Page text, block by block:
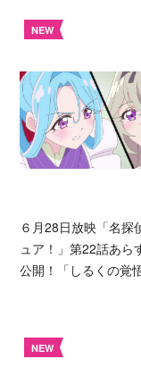
NEW
６月28日放映「名探
ュア！」第22話あら
公開！「しるくの覚
NEW